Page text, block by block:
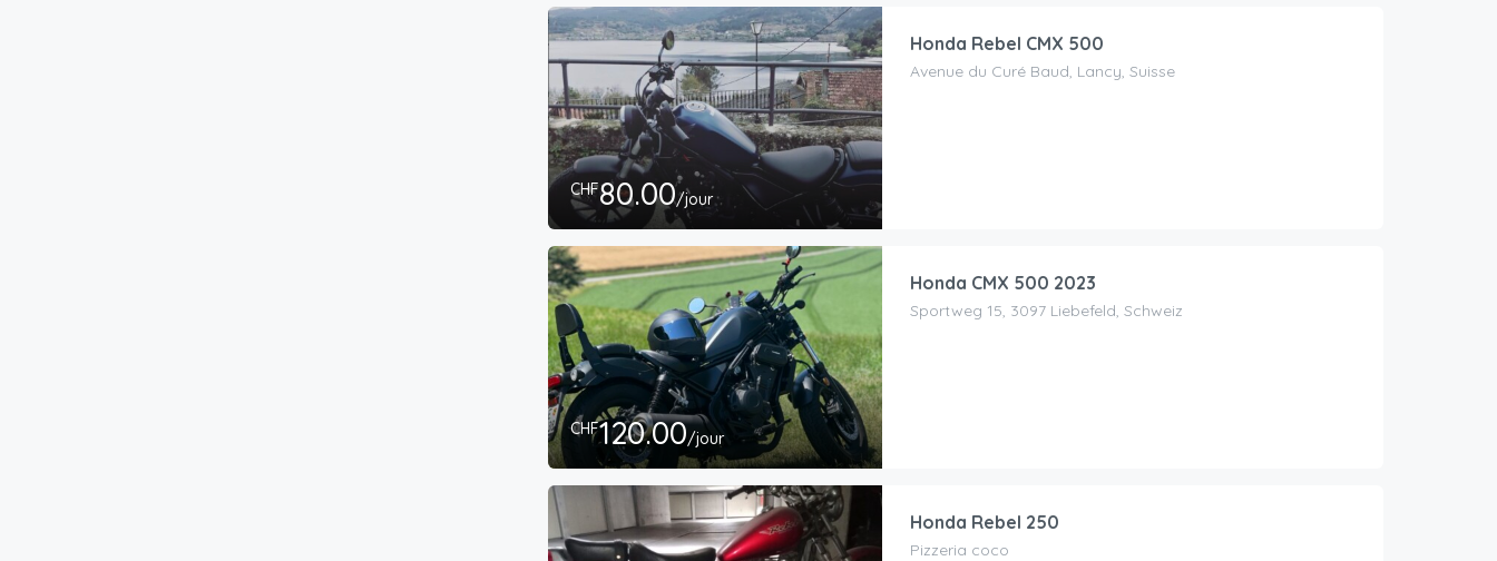
CHF80.00/jour
Honda Rebel CMX 500
Avenue du Curé Baud, Lancy, Suisse
CHF120.00/jour
Honda CMX 500 2023
Sportweg 15, 3097 Liebefeld, Schweiz
Honda Rebel 250
Pizzeria coco